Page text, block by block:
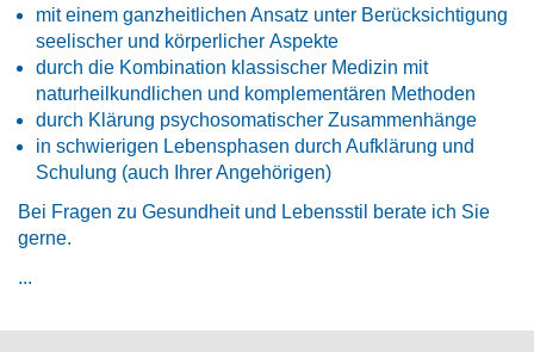
mit einem ganzheitlichen Ansatz unter Berücksichtigung
seelischer und körperlicher Aspekte
durch die Kombination klassischer Medizin mit
naturheilkundlichen und komplementären Methoden
durch Klärung psychosomatischer Zusammenhänge
in schwierigen Lebensphasen durch Aufklärung und
Schulung (auch Ihrer Angehörigen)
Bei Fragen zu Gesundheit und Lebensstil berate ich Sie
gerne.
...